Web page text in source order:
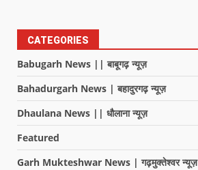
CATEGORIES
Babugarh News || बाबूगढ़ न्यूज़
Bahadurgarh News | बहादुरगढ़ न्यूज़
Dhaulana News || धौलाना न्यूज़
Featured
Garh Mukteshwar News | गढ़मुक्तेश्वर न्यूज़